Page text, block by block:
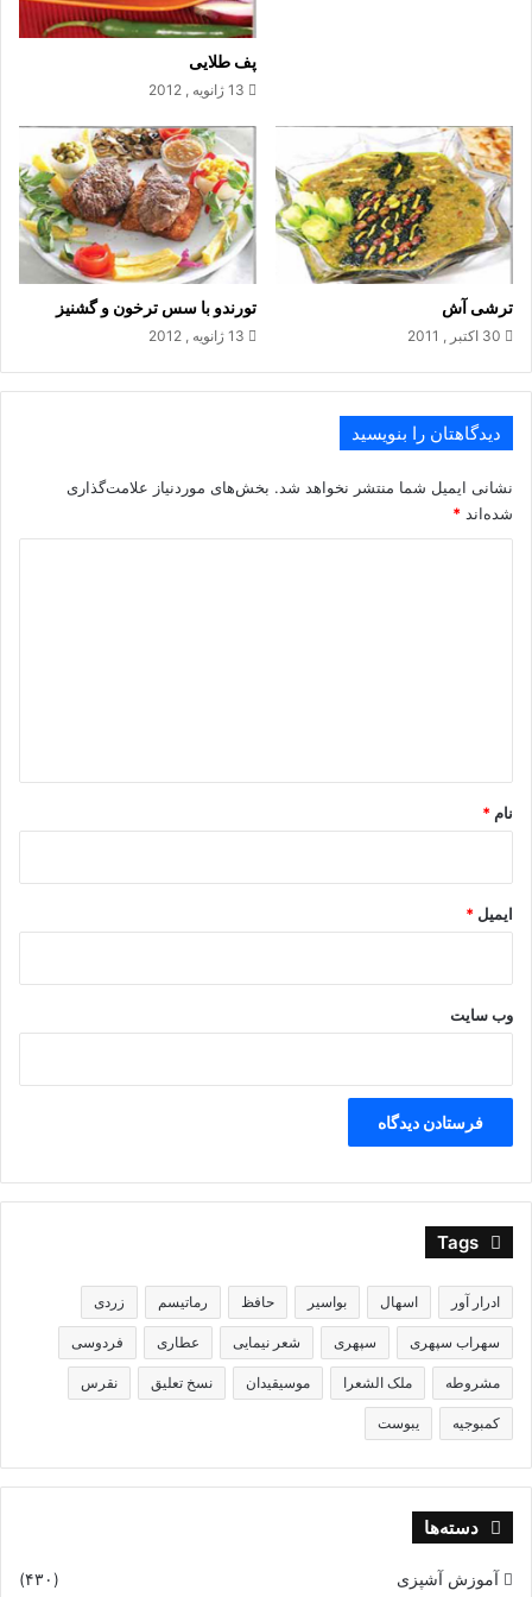
فر را از قبل با دمای ۱۸۰ درجه سانتی‌گراد یا ۲۶۰ درجه فارنهایت
.
پف طلایی
13 ژانویه , 2012
ترشی آش
30 اکتبر , 2011
تورندو با سس ترخون و گشنیز
13 ژانویه , 2012
دیدگاهتان را بنویسید
نشانی ایمیل شما منتشر نخواهد شد. بخش‌های موردنیاز علامت‌گذاری
شده‌اند *
نام *
ایمیل *
وب‌ سایت
Tags
ادرار آور اسهال بواسیر حافظ رماتیسم زردی
سهراب سپهری سپهری شعر نیمایی عطاری فردوسی
مشروطه ملک الشعرا موسیقیدان نسخ تعلیق نقرس
کمبوجیه یبوست
دسته‌ها
آموزش آشپزی (۴۳۰)